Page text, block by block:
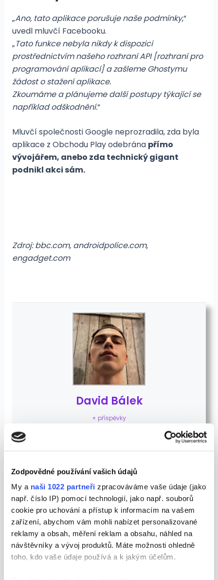
Zodpovědné používání vašich údajů
My a naši 1022 partneři zpracováváme vaše údaje (jako
např. číslo IP) pomocí technologií, jako např. souborů
cookie pro uchování a přístup k informacím na vašem
zařízení, abychom vám mohli nabízet personalizované
reklamy a obsah, měření reklam a obsahu, náhled na
návštěvníky a vývoj produktů. Máte možnosti ohledně
toho, kdo vaše údaje používá a k jakým účelům.
„Ano, tato aplikace porušuje naše podmínky,“
uvedl mluvčí Facebooku.
„Tato funkce nebyla nikdy k dispozici
prostřednictvím našeho rozhraní API [rozhraní pro
programování aplikací] a zašleme Ghostymu
žádost o stažení aplikace.
Zkoumáme a plánujeme další postupy týkající se
například odškodnění.“
Mluvčí společnosti Google neprozradila, zda byla
aplikace z Obchodu Play odebrána přímo
vývojářem, anebo zda technický gigant
podnikl akci sám.
Zdroj: bbc.com, androidpolice.com,
engadget.com
David Bálek
+ příspěvky
SoMe Specialist & Content Creator
| Novinky ze
socials
| WhatsApp pro ty, kteří chtějí vědět o
novinkách jako první
400+ členů
Související příspěvky